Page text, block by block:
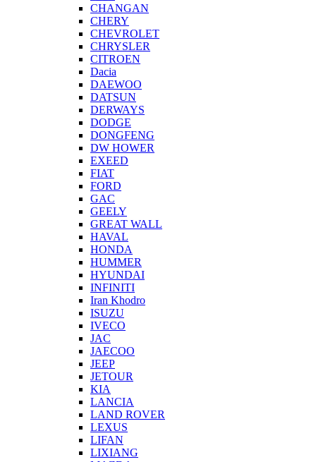
CHANGAN
CHERY
CHEVROLET
CHRYSLER
CITROEN
Dacia
DAEWOO
DATSUN
DERWAYS
DODGE
DONGFENG
DW HOWER
EXEED
FIAT
FORD
GAC
GEELY
GREAT WALL
HAVAL
HONDA
HUMMER
HYUNDAI
INFINITI
Iran Khodro
ISUZU
IVECO
JAC
JAECOO
JEEP
JETOUR
KIA
LANCIA
LAND ROVER
LEXUS
LIFAN
LIXIANG